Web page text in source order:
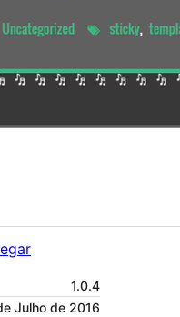
1.0.4
Julho de 2016